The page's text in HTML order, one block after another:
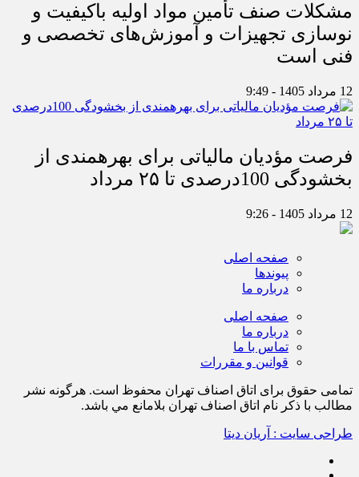
مشکلات صنف تأمین مواد اولیه باکیفیت و
نوسازی تجهیزات و آموزش‌های تخصصی و
فنی است
12 مرداد 1405 - 9:49
فرصت مؤدیان مالیاتی برای بهره‎مندی از
بخشودگی 100درصدی تا ۲۵ مرداد
12 مرداد 1405 - 9:26
صفحه اصلی
پیوندها
درباره ما
صفحه اصلی
درباره ما
تماس با ما
قوانین و مقررات
تمامی حقوق برای اتاق اصناف تهران محفوظ است. هرگونه نشر
مطالب با ذكر نام اتاق اصناف تهران بلامانع مي باشد.
طراحی سایت : آریان دیتا